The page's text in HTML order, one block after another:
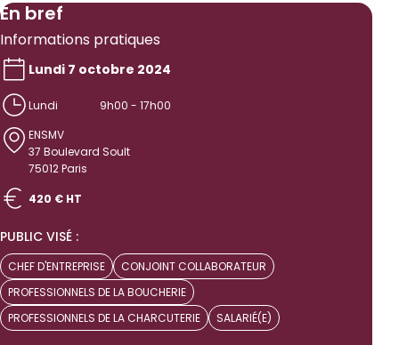
En bref
Informations pratiques
Lundi 7 octobre 2024
Lundi
9h00 - 17h00
ENSMV
37 Boulevard Soult
75012 Paris
420 € HT
PUBLIC VISÉ :
CHEF D'ENTREPRISE
CONJOINT COLLABORATEUR
PROFESSIONNELS DE LA BOUCHERIE
PROFESSIONNELS DE LA CHARCUTERIE
SALARIÉ(E)